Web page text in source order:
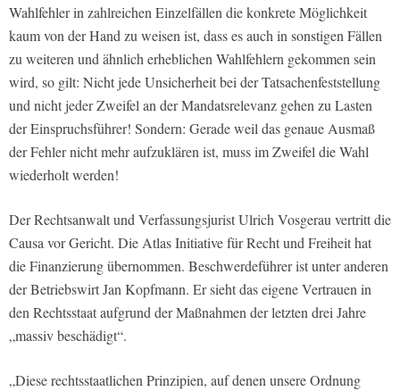
Wahlfehler in zahlreichen Einzelfällen die konkrete Möglichkeit
kaum von der Hand zu weisen ist, dass es auch in sonstigen Fällen
zu weiteren und ähnlich erheblichen Wahlfehlern gekommen sein
wird, so gilt: Nicht jede Unsicherheit bei der Tatsachenfeststellung
und nicht jeder Zweifel an der Mandatsrelevanz gehen zu Lasten
der Einspruchsführer! Sondern: Gerade weil das genaue Ausmaß
der Fehler nicht mehr aufzuklären ist, muss im Zweifel die Wahl
wiederholt werden!
Der Rechtsanwalt und Verfassungsjurist Ulrich Vosgerau vertritt die
Causa vor Gericht. Die Atlas Initiative für Recht und Freiheit hat
die Finanzierung übernommen. Beschwerdeführer ist unter anderen
der Betriebswirt Jan Kopfmann. Er sieht das eigene Vertrauen in
den Rechtsstaat aufgrund der Maßnahmen der letzten drei Jahre
„massiv beschädigt“.
„Diese rechtsstaatlichen Prinzipien, auf denen unsere Ordnung